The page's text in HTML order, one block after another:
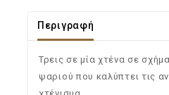
Περιγραφή
Τρεις σε μία χτένα σε
ψαριού που καλύπτει τις